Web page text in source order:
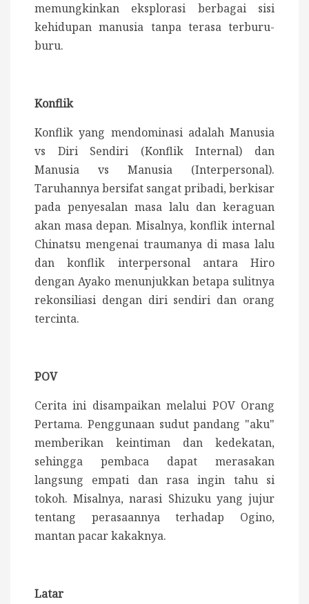
memungkinkan eksplorasi berbagai sisi
kehidupan manusia tanpa terasa terburu-
buru.
Konflik
Konflik yang mendominasi adalah Manusia
vs Diri Sendiri (Konflik Internal) dan
Manusia vs Manusia (Interpersonal).
Taruhannya bersifat sangat pribadi, berkisar
pada penyesalan masa lalu dan keraguan
akan masa depan. Misalnya, konflik internal
Chinatsu mengenai traumanya di masa lalu
dan konflik interpersonal antara Hiro
dengan Ayako menunjukkan betapa sulitnya
rekonsiliasi dengan diri sendiri dan orang
tercinta.
POV
Cerita ini disampaikan melalui POV Orang
Pertama. Penggunaan sudut pandang "aku"
memberikan keintiman dan kedekatan,
sehingga pembaca dapat merasakan
langsung empati dan rasa ingin tahu si
tokoh. Misalnya, narasi Shizuku yang jujur
tentang perasaannya terhadap Ogino,
mantan pacar kakaknya.
Latar